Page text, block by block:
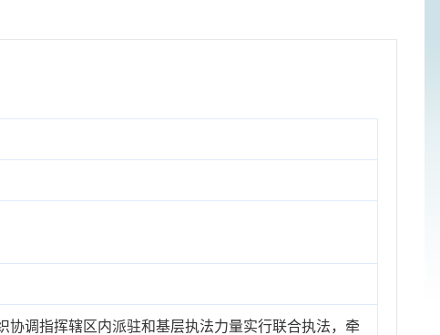
调指挥辖区内派驻和基层执法力量实行联合执法，牵